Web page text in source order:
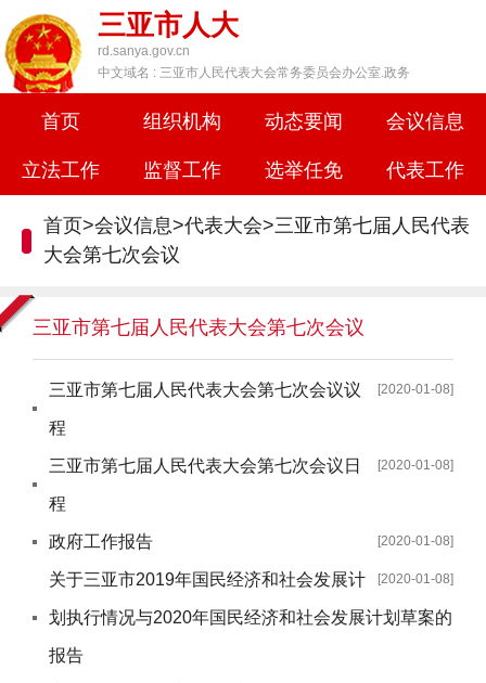
三亚市人大
rd.sanya.gov.cn
中文域名 : 三亚市人民代表大会常务委员会办公室.政务
首页 组织机构 动态要闻 会议信息
立法工作 监督工作 选举任免 代表工作
首页>会议信息>代表大会>三亚市第七届人民代表
大会第七次会议
三亚市第七届人民代表大会第七次会议
[2020-01-08]
三亚市第七届人民代表大会第七次会议议
程
[2020-01-08]
三亚市第七届人民代表大会第七次会议日
程
[2020-01-08]
政府工作报告
[2020-01-08]
关于三亚市2019年国民经济和社会发展计
划执行情况与2020年国民经济和社会发展计划草案的
报告